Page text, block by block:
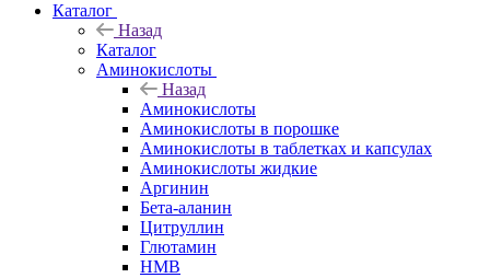
Каталог
Назад
Каталог
Аминокислоты
Назад
Аминокислоты
Аминокислоты в порошке
Аминокислоты в таблетках и капсулах
Аминокислоты жидкие
Аргинин
Бета-аланин
Цитруллин
Глютамин
HMB